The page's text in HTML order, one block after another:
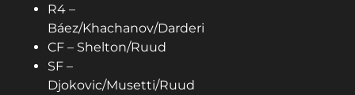
R4 –
Báez/Khachanov/Darderi
CF – Shelton/Ruud
SF –
Djokovic/Musetti/Ruud